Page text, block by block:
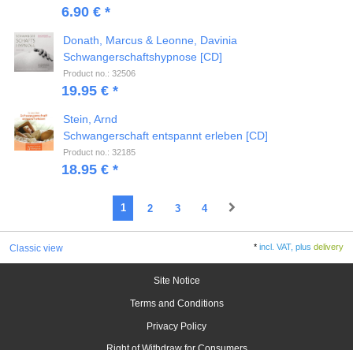
6.90 € *
Donath, Marcus & Leonne, Davinia
Schwangerschaftshypnose [CD]
Product no.: 32506
19.95 € *
Stein, Arnd
Schwangerschaft entspannt erleben [CD]
Product no.: 32185
18.95 € *
1 2 3 4
Classic view *incl. VAT, plusdelivery
Site Notice
Terms and Conditions
Privacy Policy